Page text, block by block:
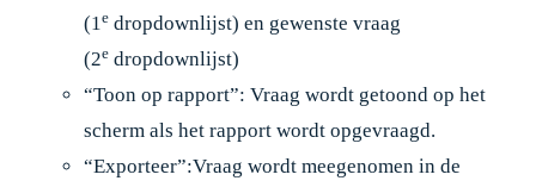
(1e dropdownlijst) en gewenste vraag
(2e dropdownlijst)
“Toon op rapport”: Vraag wordt getoond op het
scherm als het rapport wordt opgevraagd.
“Exporteer”:Vraag wordt meegenomen in de